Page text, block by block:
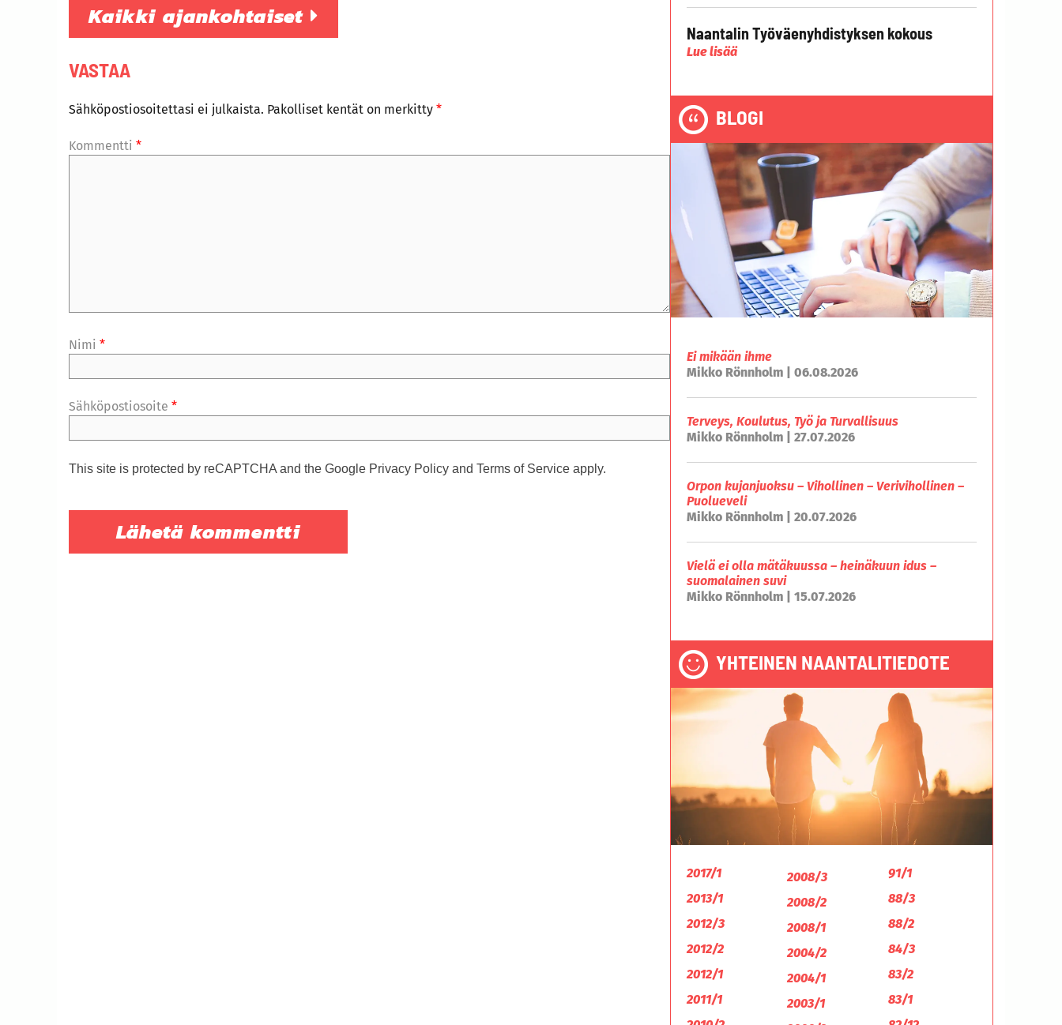
Kaikki ajankohtaiset
VASTAA
Sähköpostiosoitettasi ei julkaista. Pakolliset kentät on merkitty *
Kommentti *
Nimi *
Sähköpostiosoite *
This site is protected by reCAPTCHA and the Google Privacy Policy and Terms of Service apply.
Naantalin Työväenyhdistyksen kokous
Lue lisää
BLOGI
Ei mikään ihme
Mikko Rönnholm | 06.08.2026
Terveys, Koulutus, Työ ja Turvallisuus
Mikko Rönnholm | 27.07.2026
Orpon kujanjuoksu – Vihollinen – Verivihollinen –
Puolueveli
Mikko Rönnholm | 20.07.2026
Vielä ei olla mätäkuussa – heinäkuun idus –
suomalainen suvi
Mikko Rönnholm | 15.07.2026
YHTEINEN NAANTALITIEDOTE
2017/1
2013/1
2012/3
2012/2
2012/1
2011/1
2008/3
2008/2
2008/1
2004/2
2004/1
2003/1
91/1
88/3
88/2
84/3
83/2
83/1